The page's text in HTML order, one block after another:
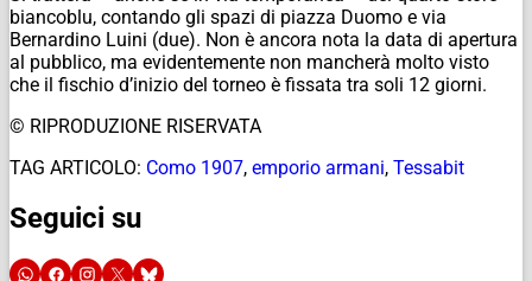
biancoblu, contando gli spazi di piazza Duomo e via
Bernardino Luini (due). Non è ancora nota la data di apertura
al pubblico, ma evidentemente non mancherà molto visto
che il fischio d’inizio del torneo è fissata tra soli 12 giorni.
© RIPRODUZIONE RISERVATA
TAG ARTICOLO: Como 1907, emporio armani, Tessabit
Seguici su